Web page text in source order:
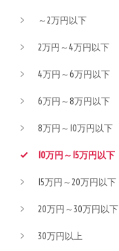
～2万円以下
2万円～4万円以下
4万円～6万円以下
6万円～8万円以下
8万円～10万円以下
10万円～15万円以下
15万円～20万円以下
20万円～30万円以下
30万円以上